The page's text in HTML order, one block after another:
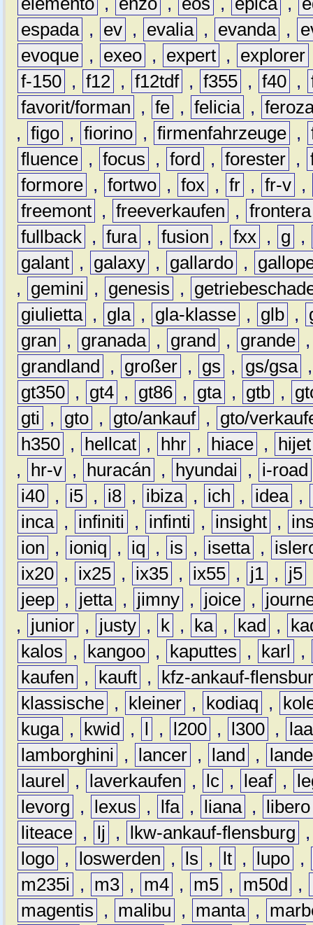
espada , ev , evalia , evanda ,
evoque , exeo , expert , explorer
f-150 , f12 , f12tdf , f355 , f40 ,
favorit/forman
, fe , felicia ,
, figo , fiorino , firmenfahrzeuge ,
fluence , focus , ford , forester ,
formore , fortwo , fox , fr , fr-v ,
freemont , freeverkaufen , frontera
fullback , fura , fusion , fxx , g
,
galant , galaxy , gallardo ,
,
gemini , genesis ,
giulietta , gla , gla-klasse , glb ,
gran
, granada , grand , grande
grandland
, großer , gs , gs/gsa
gt350 , gt4 , gt86 , gta , gtb ,
gti
, gto , gto/ankauf ,
gto/
h350 , hellcat , hhr , hiace ,
hijet
,
hr-v , huracán , hyundai ,
i-road
i40 , i5 , i8 , ibiza , ich , idea ,
inca , infiniti , infinti , insight ,
ion
, ioniq , iq , is , isetta ,
ix20 , ix25 , ix35 , ix55 , j1 , j5
jeep , jetta , jimny , joice ,
,
junior , justy , k , ka , kad ,
kalos
, kangoo , kaputtes , karl
,
kaufen
, kauft ,
kfz-ankauf-
klassische , kleiner , kodiaq ,
kuga , kwid , l , l200 , l300 ,
lamborghini
, lancer , land ,
laurel
, laverkaufen , lc , leaf ,
levorg
, lexus , lfa , liana ,
libero
liteace , lj , lkw-ankauf-flensburg
logo , loswerden , ls , lt , lupo ,
m235i
, m3 , m4 , m5 , m50d ,
magentis
, malibu , manta ,